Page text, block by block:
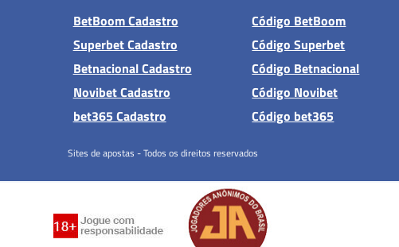
BetBoom Cadastro
Superbet Cadastro
Betnacional Cadastro
Novibet Cadastro
bet365 Cadastro
Código BetBoom
Código Superbet
Código Betnacional
Código Novibet
Código bet365
Sites de apostas - Todos os direitos reservados